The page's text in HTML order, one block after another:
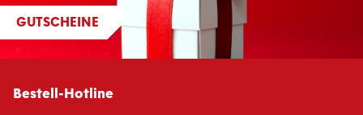
GUTSCHEINE
Bestell-Hotline